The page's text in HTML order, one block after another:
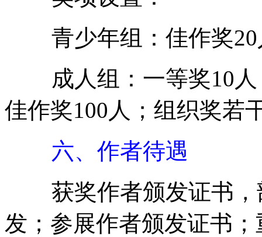
青少年组：佳作奖20
成人组：一等奖10人
佳作奖100人；组织奖若
六、作者待遇
获奖作者颁发证书，
发；参展作者颁发证书